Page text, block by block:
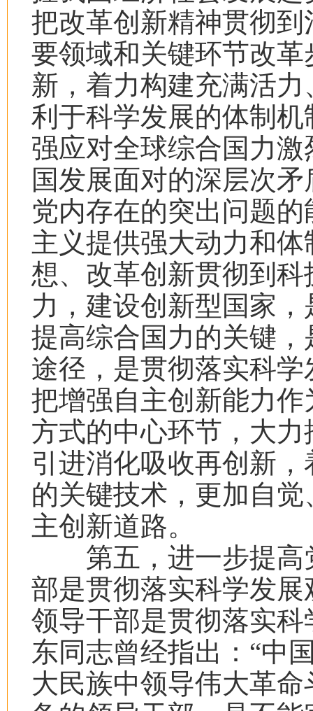
把改革创新精神贯彻
要领域和关键环节改
新，着力构建充满活
利于科学发展的体制
强应对全球综合国力
国发展面对的深层次
党内存在的突出问题
主义提供强大动力和
想、改革创新贯彻到
力，建设创新型国家
提高综合国力的关键
途径，是贯彻落实科
把增强自主创新能力
方式的中心环节，大
引进消化吸收再创新
的关键技术，更加自
主创新道路。
第五，进一步提高
部是贯彻落实科学发
领导干部是贯彻落实
东同志曾经指出：“中
大民族中领导伟大革